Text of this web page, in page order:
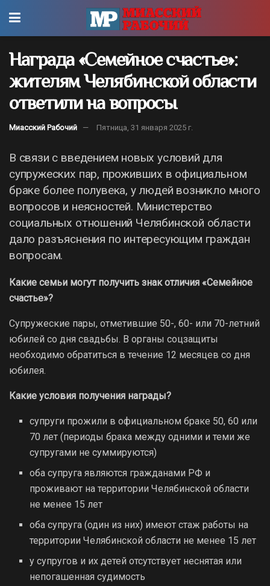
Награда «Семейное счастье»:
жителям Челябинской области
ответили на вопросы
Миасский Рабочий Пятница, 31 января 2025 г.
В связи с введением новых условий для
супружеских пар, проживших в официальном
браке более полувека, у людей возникло много
вопросов и неясностей. Министерство
социальных отношений Челябинской области
дало разъяснения по интересующим граждан
вопросам.
Какие семьи могут получить знак отличия «Семейное
счастье»?
Супружеские пары, отметившие 50-, 60- или 70-летний
юбилей со дня свадьбы. В органы соцзащиты
необходимо обратиться в течение 12 месяцев со дня
юбилея.
Какие условия получения награды?
супруги прожили в официальном браке 50, 60 или
70 лет (периоды брака между одними и теми же
супругами не суммируются)
оба супруга являются гражданами РФ и
проживают на территории Челябинской области
не менее 15 лет
оба супруга (один из них) имеют стаж работы на
территории Челябинской области не менее 15 лет
у супругов и их детей отсутствует неснятая или
непогашенная судимость